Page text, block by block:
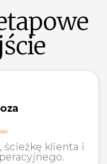
ścieżkę klienta i